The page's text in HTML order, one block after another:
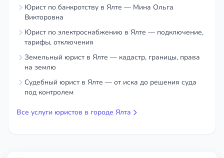
Юрист по банкротству в Ялте — Мина Ольга
Викторовна
Юрист по электроснабжению в Ялте — подключение,
тарифы, отключения
Земельный юрист в Ялте — кадастр, границы, права
на землю
Судебный юрист в Ялте — от иска до решения суда
под контролем
Все услуги юристов в городе Ялта